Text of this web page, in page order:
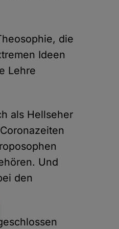
die
Ideen
Lehre
als Hellseher
Und
den